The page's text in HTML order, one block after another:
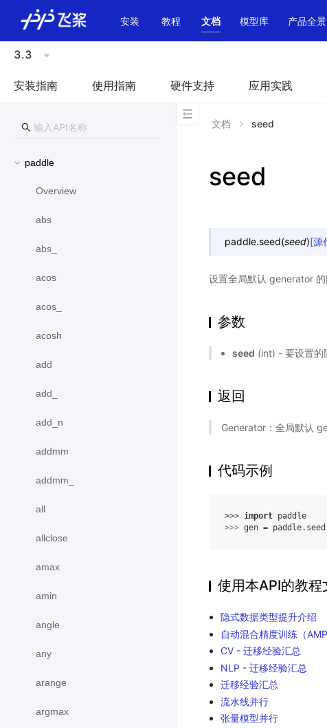
安装 教程 文档 模型库 产品全景
3.3
安装指南 使用指南 硬件支持 应用实践
paddle
Overview
abs
abs_
acos
acos_
acosh
add
add_
add_n
addmm
addmm_
all
allclose
amax
amin
angle
any
arange
argmax
文档 seed
seed
paddle.seed(seed)[源
设置全局默认 generator 的
参数
seed (int) - 要设置的
返回
Generator：全局默认
代码示例
>>> import paddle
>>> gen = paddle. seed
使用本API的教程
隐式数据类型提升介绍
自动混合精度训练（AMP
CV - 迁移经验汇总
NLP - 迁移经验汇总
迁移经验汇总
流水线并行
张量模型并行